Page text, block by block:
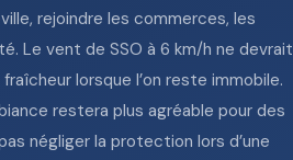
rejoindre les commerces, les
Le vent de SSO à 6 km/h ne devrait
lorsque l’on reste immobile.
restera plus agréable pour des
négliger la protection lors d’une